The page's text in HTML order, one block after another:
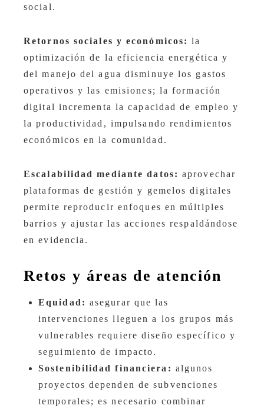
social.
Retornos sociales y económicos: la
optimización de la eficiencia energética y
del manejo del agua disminuye los gastos
operativos y las emisiones; la formación
digital incrementa la capacidad de empleo y
la productividad, impulsando rendimientos
económicos en la comunidad.
Escalabilidad mediante datos: aprovechar
plataformas de gestión y gemelos digitales
permite reproducir enfoques en múltiples
barrios y ajustar las acciones respaldándose
en evidencia.
Retos y áreas de atención
Equidad: asegurar que las
intervenciones lleguen a los grupos más
vulnerables requiere diseño específico y
seguimiento de impacto.
Sostenibilidad financiera: algunos
proyectos dependen de subvenciones
temporales; es necesario combinar